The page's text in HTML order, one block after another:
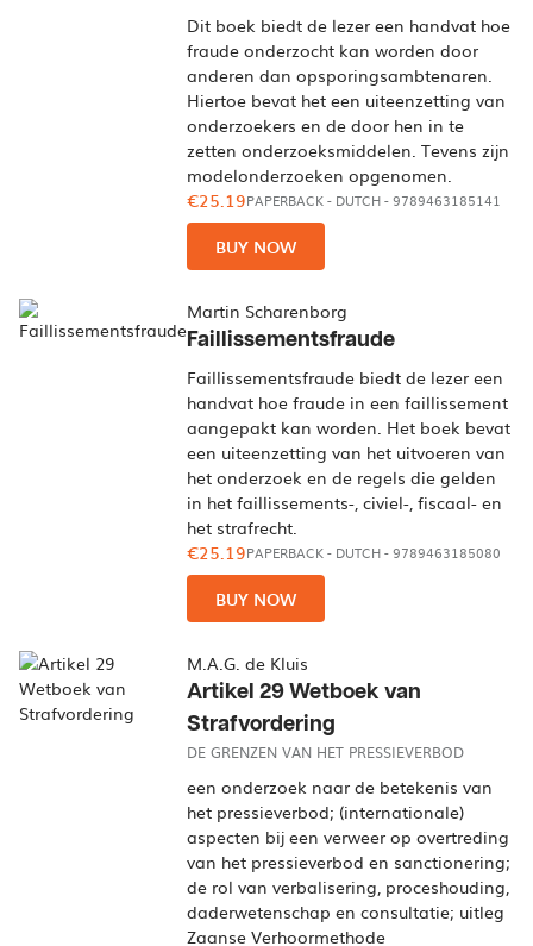
Dit boek biedt de lezer een handvat hoe
fraude onderzocht kan worden door
anderen dan opsporingsambtenaren.
Hiertoe bevat het een uiteenzetting van
onderzoekers en de door hen in te
zetten onderzoeksmiddelen. Tevens zijn
modelonderzoeken opgenomen.
€25.19PAPERBACK- DUTCH- 9789463185141
BUY NOW
Martin Scharenborg
Faillissementsfraude
Faillissementsfraude biedt de lezer een
handvat hoe fraude in een faillissement
aangepakt kan worden. Het boek bevat
een uiteenzetting van het uitvoeren van
het onderzoek en de regels die gelden
in het faillissements-, civiel-, fiscaal- en
het strafrecht.
€25.19PAPERBACK- DUTCH- 9789463185080
BUY NOW
M.A.G. de Kluis
Artikel 29 Wetboek van
Strafvordering
DE GRENZEN VAN HET PRESSIEVERBOD
een onderzoek naar de betekenis van
het pressieverbod; (internationale)
aspecten bij een verweer op overtreding
van het pressieverbod en sanctionering;
de rol van verbalisering, proceshouding,
daderwetenschap en consultatie; uitleg
Zaanse Verhoormethode